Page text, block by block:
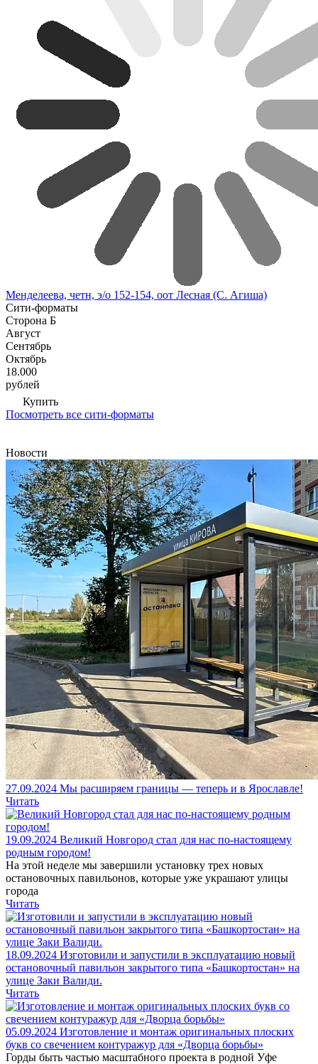
Менделеева, четн, э/о 152-154, оот Лесная (С. Агиша)
Сити-форматы
Сторона Б
Август
Сентябрь
Октябрь
18.000
рублей
Купить
Посмотреть все сити-форматы
Новости
27.09.2024 Мы расширяем границы — теперь и в Ярославле!
Читать
19.09.2024 Великий Новгород стал для нас по-настоящему
родным городом!
На этой неделе мы завершили установку трех новых
остановочных павильонов, которые уже украшают улицы
города
Читать
18.09.2024 Изготовили и запустили в эксплуатацию новый
остановочный павильон закрытого типа «Башкортостан» на
улице Заки Валиди.
Читать
05.09.2024 Изготовление и монтаж оригинальных плоских
букв со свечением контуражур для «Дворца борьбы»
Горды быть частью масштабного проекта в родной Уфе